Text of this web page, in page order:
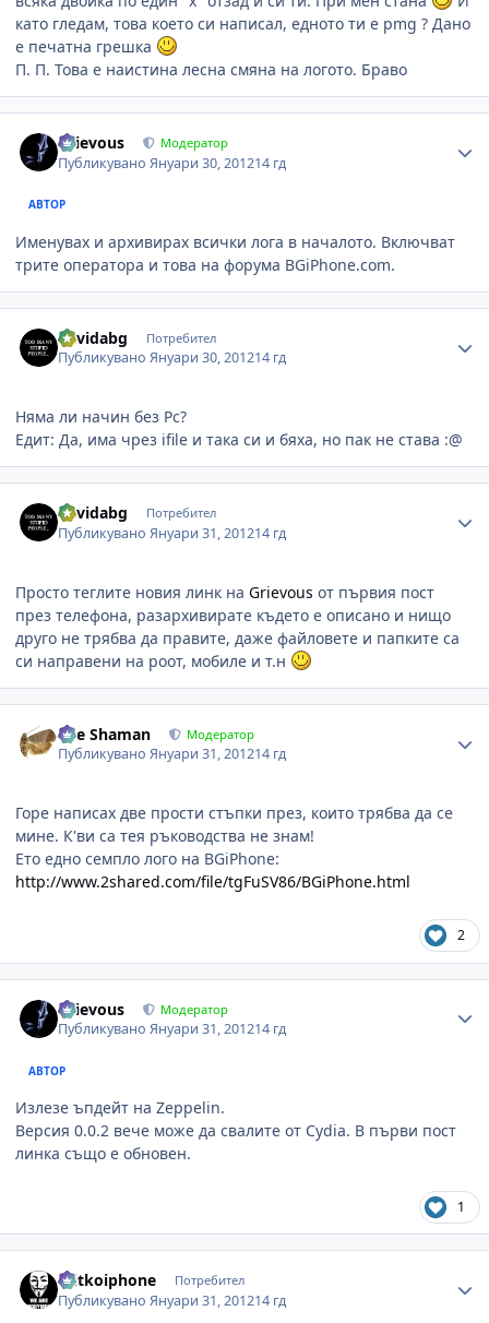
като гледам, това което си написал, едното ти е pmg ? Дано
е печатна грешка
П. П. Това е наистина лесна смяна на логото. Браво
Grievous Модератор
ПубликуваноЯнуари 30, 201214 гд
АВТОР
Именувах и архивирах всички лога в началото. Включват
трите оператора и това на форума BGiPhone.com.
davidabg Потребител
ПубликуваноЯнуари 30, 201214 гд
Няма ли начин без Pc?
Едит: Да, има чрез ifile и така си и бяха, но пак не става :@
davidabg Потребител
ПубликуваноЯнуари 31, 201214 гд
Просто теглите новия линк на Grievous от първия пост
през телефона, разархивирате където е описано и нищо
друго не трябва да правите, даже файловете и папките са
си направени на роот, мобиле и т.н
The Shaman Модератор
ПубликуваноЯнуари 31, 201214 гд
Горе написах две прости стъпки през, които трябва да се
мине. К'ви са тея ръководства не знам!
Ето едно семпло лого на BGiPhone:
http://www.2shared.com/file/tgFuSV86/BGiPhone.html
2
Grievous Модератор
ПубликуваноЯнуари 31, 201214 гд
АВТОР
Излезе ъпдейт на Zeppelin.
Версия 0.0.2 вече може да свалите от Cydia. В първи пост
линка също е обновен.
1
mitkoiphone Потребител
ПубликуваноЯнуари 31, 201214 гд